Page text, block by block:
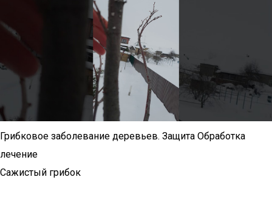
Грибковое заболевание деревьев. Защита Обработка
лечение
Сажистый грибок